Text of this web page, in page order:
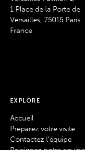
1 Place de la Porte de
Versailles, 75015 Paris
France
EXPLORE
Accueil
Preparez votre visite
Contactez l'équipe